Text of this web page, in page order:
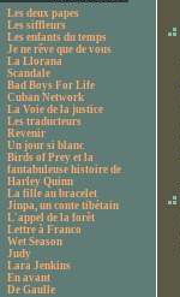
Les deux papes
Les siffleurs
Les enfants du temps
Je ne rêve que de vous
La Llorana
Scandale
Bad Boys For Life
Cuban Network
La Voie de la justice
Les traducteurs
Revenir
Un jour si blanc
Birds of Prey et la
fantabuleuse histoire de
Harley Quinn
La fille au bracelet
Jinpa, un conte tibétain
L'appel de la forêt
Lettre à Franco
Wet Season
Judy
Lara Jenkins
En avant
De Gaulle